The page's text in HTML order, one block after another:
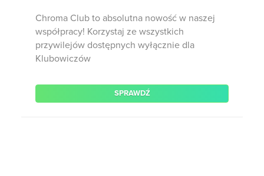
Chroma Club to absolutna nowość w naszej
współpracy! Korzystaj ze wszystkich
przywilejów dostępnych wyłącznie dla
Klubowiczów
SPRAWDŹ